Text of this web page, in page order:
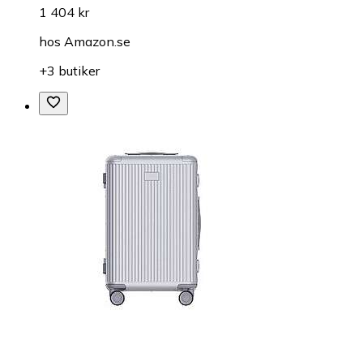
1 404 kr
hos Amazon.se
+3 butiker